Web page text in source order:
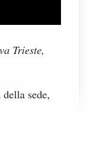
Trieste,
sede,